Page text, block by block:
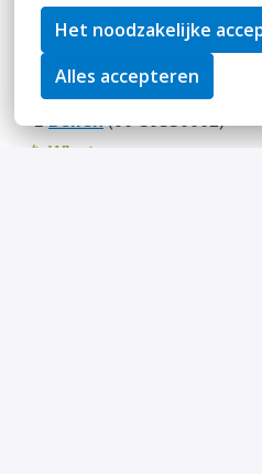
Het noodzakelijke
Alles accepteren
waarom we jou niet voorbij
Als je vragen over deze
opnemen met Recruitment:
📞Bellen(06-39530062)
📱Whatsapp